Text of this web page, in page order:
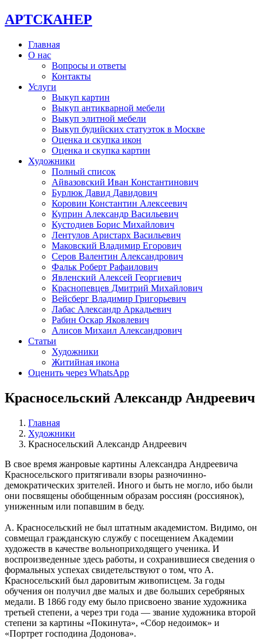
АРТСКАНЕР
Главная
О нас
Вопросы и ответы
Контакты
Услуги
Выкуп картин
Выкуп антикварной мебели
Выкуп элитной мебели
Выкуп будийских статуэток в Москве
Оценка и скупка икон
Оценка и скупка картин
Художники
Полный список
Айвазовский Иван Константинович
Бурлюк Давид Давидович
Коровин Константин Алексеевич
Куприн Александр Васильевич
Кустодиев Борис Михайлович
Лентулов Аристарх Васильевич
Маковский Владимир Егорович
Серов Валентин Александрович
Фальк Роберт Рафаилович
Явленский Алексей Георгиевич
Краснопевцев Дмитрий Михайлович
Вейсберг Владимир Григорьевич
Лабас Александр Аркадьевич
Рабин Оскар Яковлевич
Алисов Михаил Александрович
Статьи
Художники
Житийная икона
Оценить через WhatsApp
Красносельский Александр Андреевич
Главная
Художники
Красносельский Александр Андреевич
В свое время жанровые картины Александра Андреевича
Красносельского притягивали взоры разночинно-
демократических зрителей. Иного и быть не могло, ибо были
они посвящены обобщенным образам россиян (россиянок),
униженным или попавшим в беду.
А. Красносельский не был штатным академистом. Видимо, он
совмещал гражданскую службу с посещением Академии
художеств в качестве вольноприходящего ученика. И
воспроизведенные здесь работы, и сохранившиеся сведения о
формальных успехах свидетельствуют о том, что А.
Красносельский был даровитым живописцем. За годы
обучения он получил две малых и две больших серебряных
медали. В 1866 году ему было присвоено звание художника
третьей степени, а через три года — звание художника второй
степени за картины «Покинута», «Сбор недоимок» и
«Портрет господина Додонова».